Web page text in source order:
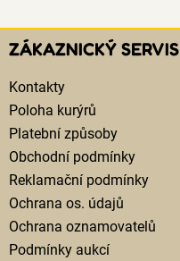
ZÁKAZNICKÝ SERVIS
Kontakty
Poloha kurýrů
Platební způsoby
Obchodní podmínky
Reklamační podmínky
Ochrana os. údajů
Ochrana oznamovatelů
Podmínky aukcí